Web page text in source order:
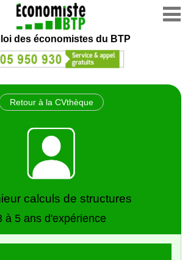
des économistes du BTP
Retour à la CVthèque
calculs de structures
à 5 ans d'expérience